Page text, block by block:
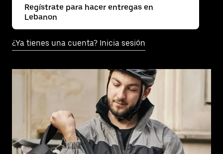
Regístrate para hacer entregas en
Lebanon
¿Ya tienes una cuenta? Inicia sesión